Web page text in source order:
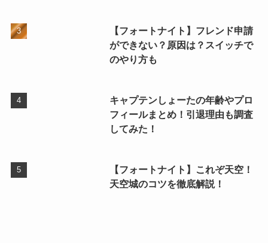
【フォートナイト】フレンド申請
ができない？原因は？スイッチで
のやり方も
キャプテンしょーたの年齢やプロ
フィールまとめ！引退理由も調査
してみた！
【フォートナイト】これぞ天空！
天空城のコツを徹底解説！